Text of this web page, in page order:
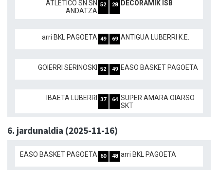
ATLETICO SN SN
ANDATZA
52 28 DECORAMIK ISB
arri BKL PAGOETA 49 69 ANTIGUA LUBERRI K.E.
GOIERRI SERINOSKI 52 49 EASO BASKET PAGOETA
IBAETA LUBERRI 37 64 SUPER AMARA OIARSO
SKT
6. jardunaldia (2025-11-16)
EASO BASKET PAGOETA 60 48 arri BKL PAGOETA